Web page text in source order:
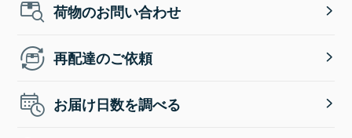
荷物のお問い合わせ
再配達のご依頼
お届け日数を調べる